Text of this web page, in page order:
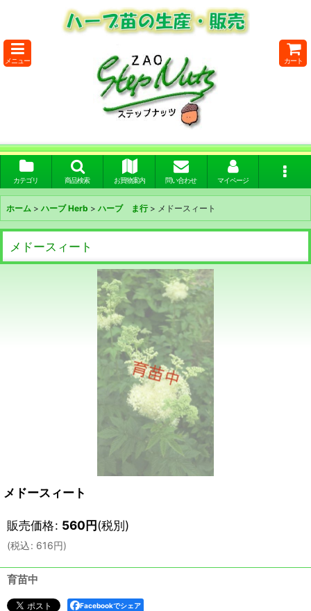
メニュー カート
カテゴリ 商品検索 お買物案内 問い合わせ マイページ
ホーム > ハーブ Herb > ハーブ ま行 > メドースィート
メドースィート
メドースィート
販売価格: 560円(税別)
(税込: 616円)
育苗中
Facebookでシェア